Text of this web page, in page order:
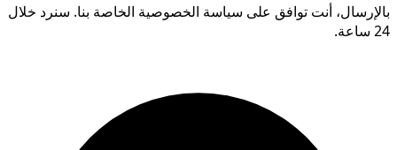
بالإرسال، أنت توافق على سياسة الخصوصية الخاصة بنا. سنرد خلال
24 ساعة.